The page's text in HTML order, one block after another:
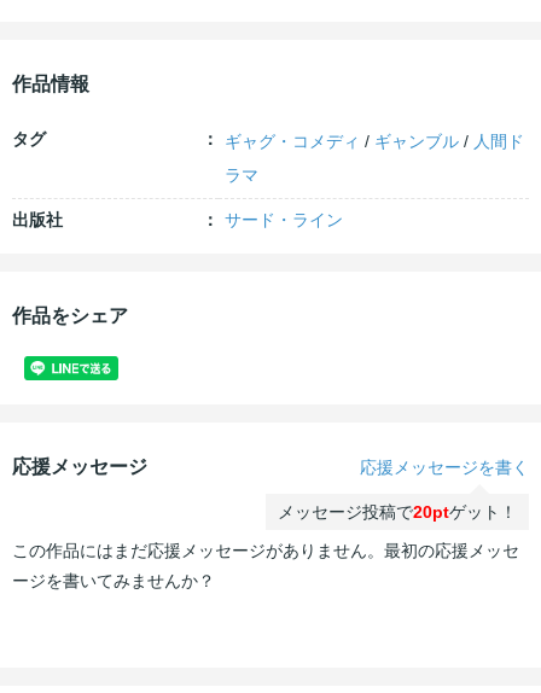
作品情報
タグ ギャグ・コメディ / ギャンブル / 人間ド
ラマ
出版社 サード・ライン
作品をシェア
応援メッセージ 応援メッセージを書く
メッセージ投稿で20ptゲット！
この作品にはまだ応援メッセージがありません。最初の応援メッセ
ージを書いてみませんか？